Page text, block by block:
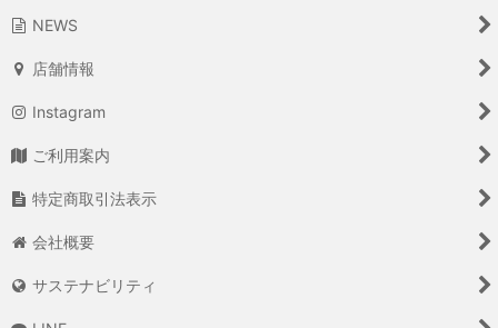
NEWS
店舗情報
Instagram
ご利用案内
特定商取引法表示
会社概要
サステナビリティ